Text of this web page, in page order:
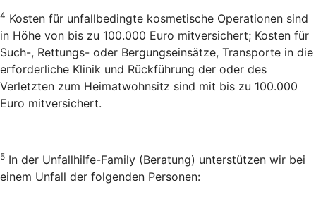
4 Kosten für unfallbedingte kosmetische Operationen sind
in Höhe von bis zu 100.000 Euro mitversichert; Kosten für
Such-, Rettungs- oder Bergungseinsätze, Transporte in die
erforderliche Klinik und Rückführung der oder des
Verletzten zum Heimatwohnsitz sind mit bis zu 100.000
Euro mitversichert.
5 In der Unfallhilfe-Family (Beratung) unterstützen wir bei
einem Unfall der folgenden Personen: